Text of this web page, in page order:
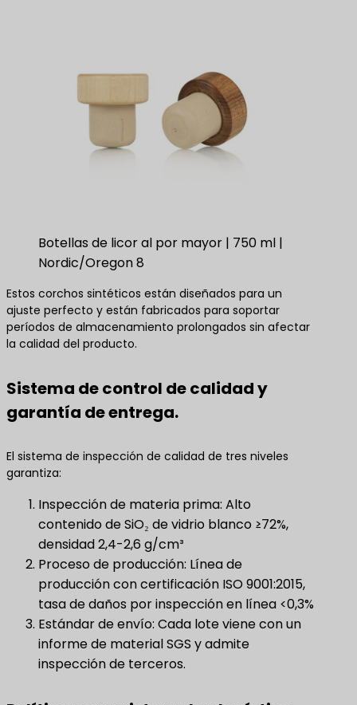
Botellas de licor al por mayor | 750 ml |
Nordic/Oregon 8
Estos corchos sintéticos están diseñados para un
ajuste perfecto y están fabricados para soportar
períodos de almacenamiento prolongados sin afectar
la calidad del producto.
Sistema de control de calidad y
garantía de entrega.
El sistema de inspección de calidad de tres niveles
garantiza:
Inspección de materia prima: Alto
contenido de SiO₂ de vidrio blanco ≥72%,
densidad 2,4-2,6 g/cm³
Proceso de producción: Línea de
producción con certificación ISO 9001:2015,
tasa de daños por inspección en línea <0,3%
Estándar de envío: Cada lote viene con un
informe de material SGS y admite
inspección de terceros.